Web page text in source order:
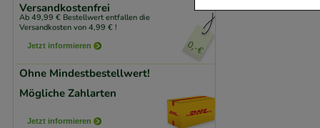
Versandkostenfrei
Ab 49,99 € Bestellwert entfallen die
Versandkosten von 4,99 € !
Jetzt informieren
Ohne Mindestbestellwert!
Mögliche Zahlarten
Jetzt informieren